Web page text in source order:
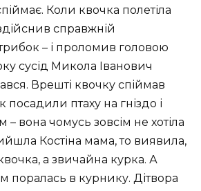
Коли квочка полетіла
справжній
– і проломив головою
сусід Микола Іванович
Врешті квочку спіймав
посадили птаху на гніздо і
вона чомусь зовсім не хотіла
Костіна мама, то виявила,
а звичайна курка. А
поралась в курнику. Дітвора